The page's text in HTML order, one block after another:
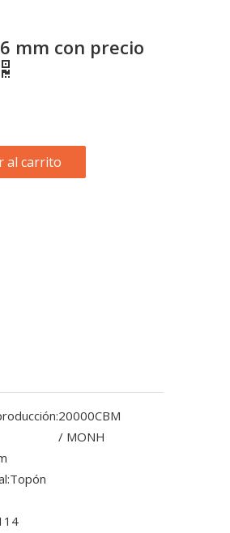
mm con precio
al carrito
20000CBM
/ MONH
Topón